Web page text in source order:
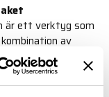
är ett verktyg som
av
är den här kniven